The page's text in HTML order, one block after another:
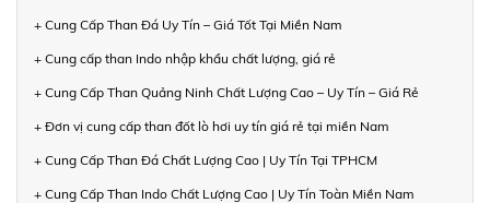
+ Cung Cấp Than Đá Uy Tín – Giá Tốt Tại Miền Nam
+ Cung cấp than Indo nhập khẩu chất lượng, giá rẻ
+ Cung Cấp Than Quảng Ninh Chất Lượng Cao – Uy Tín – Giá Rẻ
+ Đơn vị cung cấp than đốt lò hơi uy tín giá rẻ tại miền Nam
+ Cung Cấp Than Đá Chất Lượng Cao | Uy Tín Tại TPHCM
+ Cung Cấp Than Indo Chất Lượng Cao | Uy Tín Toàn Miền Nam